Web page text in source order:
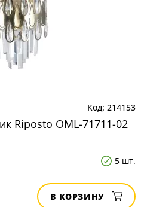
214153
Riposto OML-71711-02
5 шт.
В КОРЗИНУ